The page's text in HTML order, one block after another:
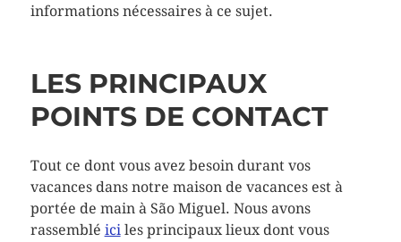
informations nécessaires à ce sujet.
LES PRINCIPAUX
POINTS DE CONTACT
Tout ce dont vous avez besoin durant vos
vacances dans notre maison de vacances est à
portée de main à São Miguel. Nous avons
rassemblé iciles principaux lieux dont vous